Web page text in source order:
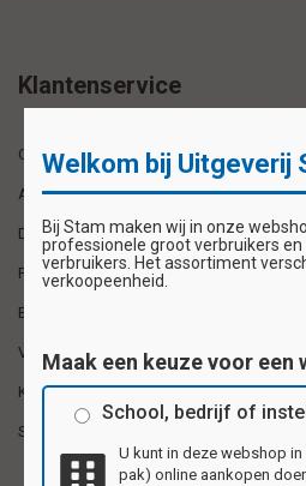
Klantenservice
Over Uitgeverij Stam
Algemene Voorwaarden
Disclaimer
Privacyverklaring
Betaalmethoden
Verzenden & retourneren
Klantenservice
Sitemap
Welkom bij Uitgeverij
Bij Stam maken wij in onze
professionele groot verbruikers
verbruikers. Het assortiment
verkoopeenheid.
Maak een keuze voor een
School, bedrijf of
U kunt in deze webshop
pak) online aankopen